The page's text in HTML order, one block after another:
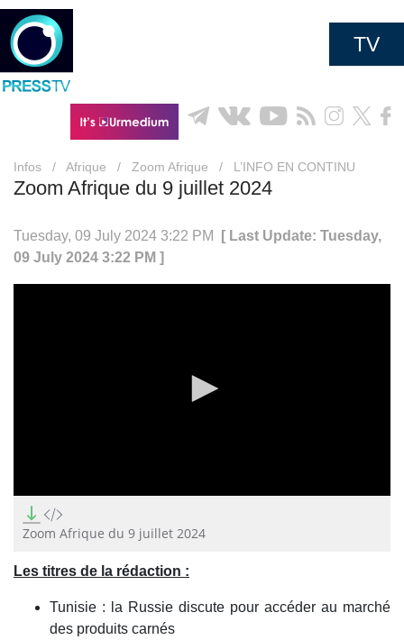
TV
Infos / Afrique / Zoom Afrique / L’INFO EN CONTINU
Zoom Afrique du 9 juillet 2024
Tuesday, 09 July 2024 3:22 PM
[ Last Update: Tuesday,
09 July 2024 3:22 PM ]
seconds
of
34
Zoom Afrique du 9 juillet 2024
Les titres de la rédaction :
Tunisie : la Russie discute pour accéder au marché
des produits carnés